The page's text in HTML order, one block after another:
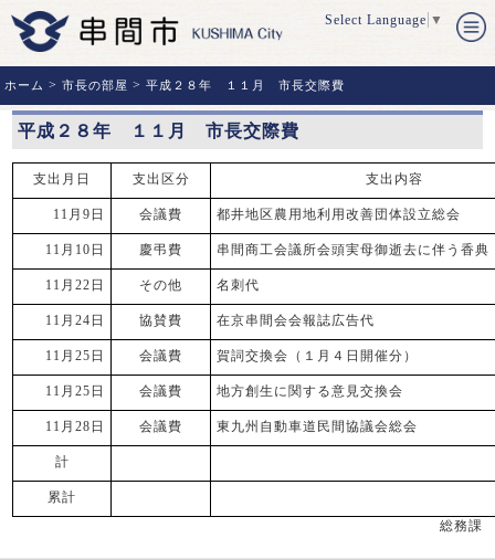
Select Language ▼
ホーム >市長の部屋 >平成２８年 １１月 市長交際費
平成２８年 １１月 市長交際費
支出月日 支出区分 支出内容
11月9日 会議費 都井地区農用地利用改善団体設立総会
11月10日 慶弔費 串間商工会議所会頭実母御逝去に伴う香典
11月22日 その他 名刺代
11月24日 協賛費 在京串間会会報誌広告代
11月25日 会議費 賀詞交換会（１月４日開催分）
11月25日 会議費 地方創生に関する意見交換会
11月28日 会議費 東九州自動車道民間協議会総会
計
累計
総務課